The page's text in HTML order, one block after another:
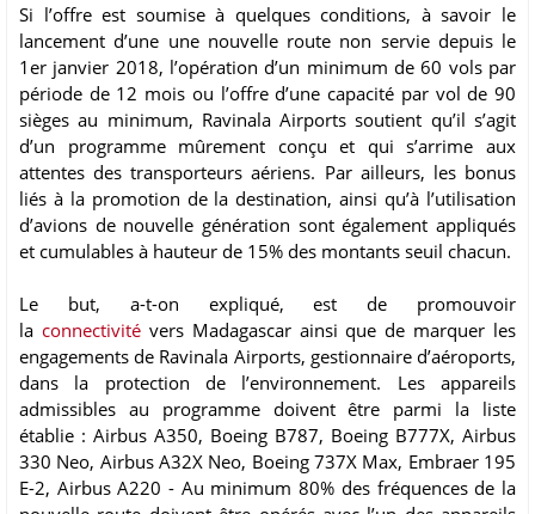
Si l’offre est soumise à quelques conditions, à savoir le
lancement d’une une nouvelle route non servie depuis le
1er janvier 2018, l’opération d’un minimum de 60 vols par
période de 12 mois ou l’offre d’une capacité par vol de 90
sièges au minimum, Ravinala Airports soutient qu’il s’agit
d’un programme mûrement conçu et qui s’arrime aux
attentes des transporteurs aériens. Par ailleurs, les bonus
liés à la promotion de la destination, ainsi qu’à l’utilisation
d’avions de nouvelle génération sont également appliqués
et cumulables à hauteur de 15% des montants seuil chacun.
Le but, a-t-on expliqué, est de promouvoir
la connectivitévers Madagascar ainsi que de marquer les
engagements de Ravinala Airports, gestionnaire d’aéroports,
dans la protection de l’environnement. Les appareils
admissibles au programme doivent être parmi la liste
établie : Airbus A350, Boeing B787, Boeing B777X, Airbus
330 Neo, Airbus A32X Neo, Boeing 737X Max, Embraer 195
E-2, Airbus A220 - Au minimum 80% des fréquences de la